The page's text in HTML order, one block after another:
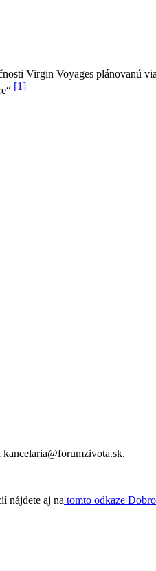
Virgin Voyages plánovanú
[1]
nájdete aj na tomto odkaze